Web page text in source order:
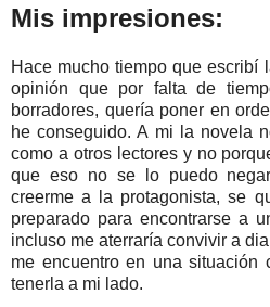
Mis impresiones:
Hace mucho tiempo que escribí
opinión que por falta de
borradores, quería poner en
he conseguido. A mi la novela
como a otros lectores y no
que eso no se lo puedo
creerme a la protagonista, se
preparado para encontrarse a
incluso me aterraría convivir a
me encuentro en una situación
tenerla a mi lado.